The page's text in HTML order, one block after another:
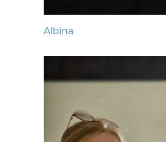
Albina